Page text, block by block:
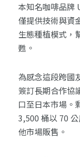
本知名咖啡品牌
僅提供技術與資
生態種植模式，
甦。
為感念這段跨國
簽訂長期合作協
口至日本市場。
3,500 桶以 70
他市場販售。